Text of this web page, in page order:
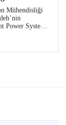
Mühendisliği
Power Systems:
projesi,
hak